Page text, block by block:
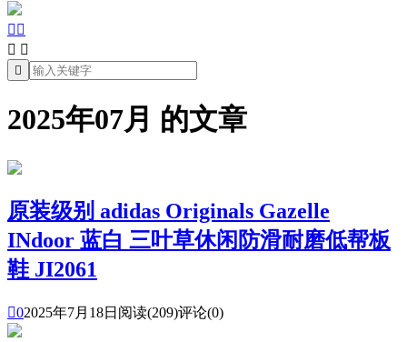
 
 

2025年07月 的文章
原装级别 adidas Originals Gazelle
INdoor 蓝白 三叶草休闲防滑耐磨低帮板
鞋 JI2061
02025年7月18日 阅读(209)评论(0)